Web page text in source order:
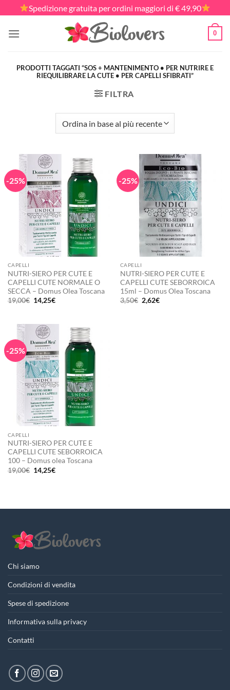
ai
contenuti
Spedizione gratuita per ordini maggiori di € 49,90
0
PRODOTTI TAGGATI “SOS + MANTENIMENTO • PER NUTRIRE E
RIEQUILIBRARE LA CUTE • PER CAPELLI SFIBRATI”
FILTRA
-25%
CAPELLI
NUTRI-SIERO PER CUTE E
CAPELLI CUTE NORMALE O
SECCA – Domus Olea Toscana
19,00€ Il
prezzo
19,00€.
14,25€Il
14,25€.
-25%
CAPELLI
NUTRI-SIERO PER CUTE E
CAPELLI CUTE SEBORROICA
15ml – Domus Olea Toscana
3,50€ Il
prezzo
2,62€Il
-25%
CAPELLI
NUTRI-SIERO PER CUTE E
CAPELLI CUTE SEBORROICA
100 – Domus olea Toscana
19,00€ Il
prezzo
14,25€Il
Chi siamo
Condizioni di vendita
Spese di spedizione
Informativa sulla privacy
Contatti